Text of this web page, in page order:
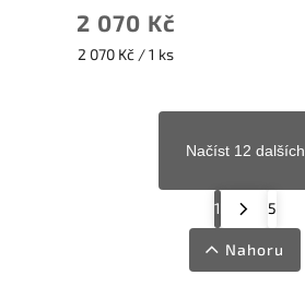
2 070 Kč
2 070 Kč / 1 ks
Načíst 12 dalších
1 5
Nahoru